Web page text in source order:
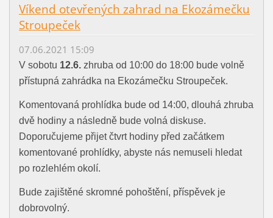
Víkend otevřených zahrad na Ekozámečku
Stroupeček
07.06.2021 15:09
V sobotu 12.6.zhruba od 10:00 do 18:00 bude volně
přístupná zahrádka na Ekozámečku Stroupeček.
Komentovaná prohlídka bude od 14:00, dlouhá zhruba
dvě hodiny a následně bude volná diskuse.
Doporučujeme přijet čtvrt hodiny před začátkem
komentované prohlídky, abyste nás nemuseli hledat
po rozlehlém okolí.
Bude zajištěné skromné pohoštění, příspěvek je
dobrovolný.